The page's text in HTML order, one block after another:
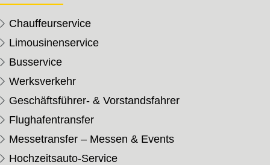
Chauffeurservice
Limousinenservice
Busservice
Werksverkehr
Geschäftsführer- & Vorstandsfahrer
Flughafentransfer
Messetransfer – Messen & Events
Hochzeitsauto-Service